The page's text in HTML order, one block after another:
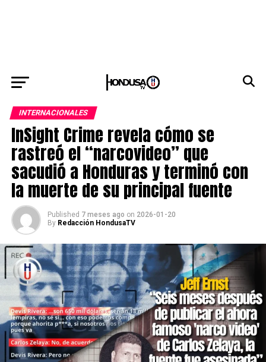
INTERNACIONALES
InSight Crime revela cómo se
rastreó el “narcovideo” que
sacudió a Honduras y terminó con
la muerte de su principal fuente
Published 7 meses ago on 2026-01-20
By Redacción HondusaTV